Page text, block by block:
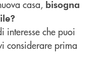
casa, bisogna
interesse che puoi
considerare prima